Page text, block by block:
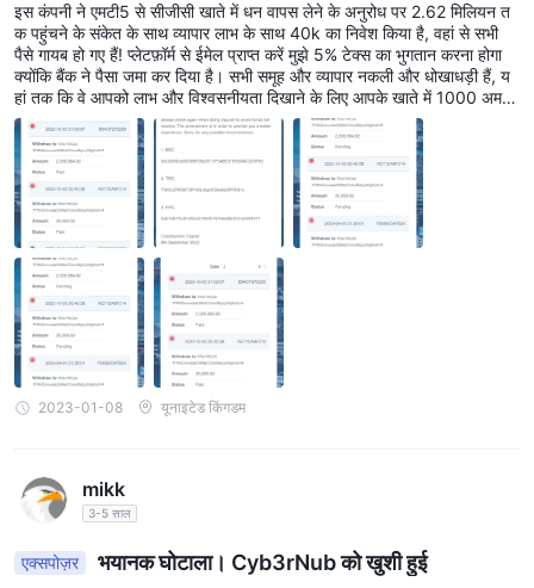
इस कंपनी ने एमटी5 से सीजीसी खाते में धन वापस लेने के अनुरोध पर 2.62 मिलियन त
क पहुंचने के संकेत के साथ व्यापार लाभ के साथ 40k का निवेश किया है, वहां से सभी
पैसे गायब हो गए हैं! प्लेटफ़ॉर्म से ईमेल प्राप्त करें मुझे 5% टेक्स का भुगतान करना होगा
क्योंकि बैंक ने पैसा जमा कर दिया है। सभी समूह और व्यापार नकली और धोखाधड़ी हैं, य
हां तक कि वे आपको लाभ और विश्वसनीयता दिखाने के लिए आपके खाते में 1000 अम
रीकी डालर डाल देंगे। वे धोखाधड़ी से भरे हुए हैं और उन पर भरोसा नहीं करते हैं क्योंकि वे
विनियमित नहीं हैं। कृपया विनियमन के लिए मंच को गाली दें। इससे पहले कि आप अपनी
गाढ़ी कमाई गंवाने के जाल में फँसें, पढ़ लें। व्हाट्स ऐप, टेलीग्राम, वाइबर यहां तक कि
सोशल मीडिया यहां तक कि फोन से भी वे अनुबंध करेंगे आप उन पर कभी भरोसा नहीं क
रेंगे।
2023-01-08 यूनाइटेड किंगडम
mikk
3-5 साल
एक्सपोज़र भयानक घोटाला। Cyb3rNub को खुशी हुई